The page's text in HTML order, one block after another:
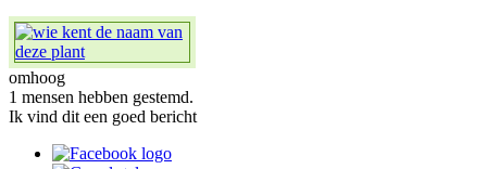
omhoog
1 mensen hebben gestemd.
Ik vind dit een goed bericht